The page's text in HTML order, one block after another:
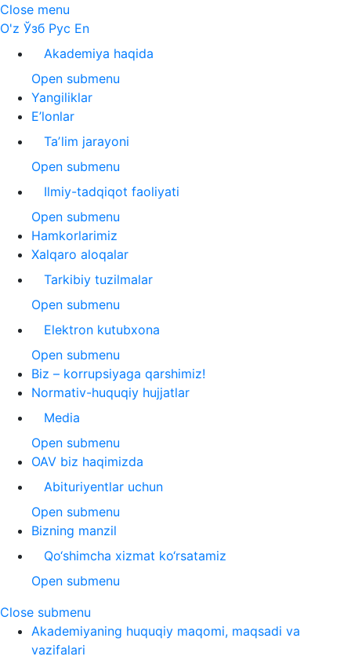
Close menu
O'z Ўзб Рус En
Akademiya haqida
Open submenu
Yangiliklar
E’lonlar
Taʼlim jarayoni
Open submenu
Ilmiy-tadqiqot faoliyati
Open submenu
Hamkorlarimiz
Xalqaro aloqalar
Tarkibiy tuzilmalar
Open submenu
Elektron kutubxona
Open submenu
Biz – korrupsiyaga qarshimiz!
Normativ-huquqiy hujjatlar
Media
Open submenu
OAV biz haqimizda
Abituriyentlar uchun
Open submenu
Bizning manzil
Qo‘shimcha xizmat ko‘rsatamiz
Open submenu
Close submenu
Akademiyaning huquqiy maqomi, maqsadi va
vazifalari